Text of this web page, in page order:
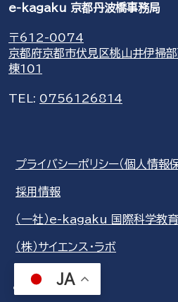
e-kagaku 京都丹波橋事務局
〒612-0074
京都府京都市伏見区桃山井伊掃
棟101
TEL: 0756126814
プライバシーポリシー（個人情報
採用情報
（一社）e-kagaku 国際科学教
（株）サイエンス・ラボ
share
JA